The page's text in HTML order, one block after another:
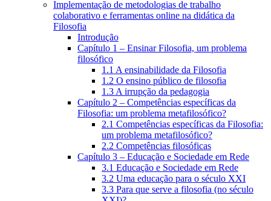
Implementação de metodologias de trabalho
colaborativo e ferramentas online na didática da
Filosofia
Introdução
Capítulo 1 – Ensinar Filosofia, um problema
filosófico
1.1 A ensinabilidade da Filosofia
1.2 O ensino público de filosofia
1.3 A irrupção da pedagogia
Capítulo 2 – Competências específicas da
Filosofia: um problema metafilosófico?
2.1 Competências específicas da Filosofia:
um problema metafilosófico?
2.2 Competências filosóficas
Capítulo 3 – Educação e Sociedade em Rede
3.1 Educação e Sociedade em Rede
3.2 Uma educação para o século XXI
3.3 Para que serve a filosofia (no século